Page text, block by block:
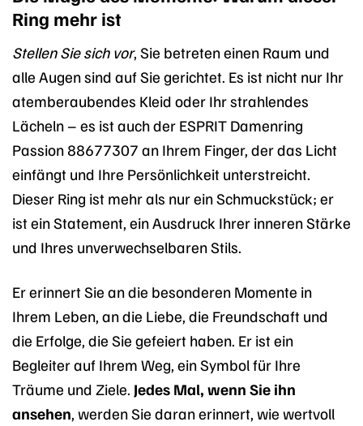
Ring mehr ist
Stellen Sie sich vor, Sie betreten einen Raum und
alle Augen sind auf Sie gerichtet. Es ist nicht nur Ihr
atemberaubendes Kleid oder Ihr strahlendes
Lächeln – es ist auch der ESPRIT Damenring
Passion 88677307 an Ihrem Finger, der das Licht
einfängt und Ihre Persönlichkeit unterstreicht.
Dieser Ring ist mehr als nur ein Schmuckstück; er
ist ein Statement, ein Ausdruck Ihrer inneren Stärke
und Ihres unverwechselbaren Stils.
Er erinnert Sie an die besonderen Momente in
Ihrem Leben, an die Liebe, die Freundschaft und
die Erfolge, die Sie gefeiert haben. Er ist ein
Begleiter auf Ihrem Weg, ein Symbol für Ihre
Träume und Ziele. Jedes Mal, wenn Sie ihn
ansehen , werden Sie daran erinnert, wie wertvoll